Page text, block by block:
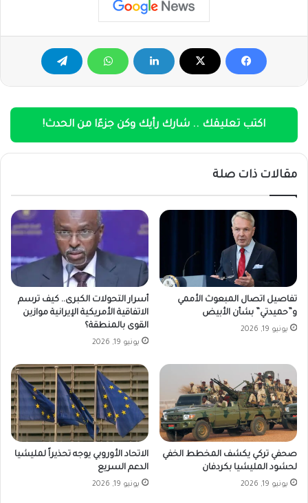
اكتب تعليقك .. شارك رأيك وكن جزءًا من الحدث!
مقالات ذات صلة
تفاصيل اتصال المبعوث الأممي
و”حميدتي” بشأن الأبيض
يونيو 19, 2026
أسرار التحولات الكبرى.. كيف ترسم
الاتفاقية الأمريكية الإيرانية موازين
القوى بالمنطقة؟
يونيو 19, 2026
صحفي تركي يكشف المخطط الخفي
لحشود المليشيا بكردفان
يونيو 19, 2026
الاتحاد الأوروبي يوجه تحذيراً لمليشيا
الدعم السريع
يونيو 19, 2026